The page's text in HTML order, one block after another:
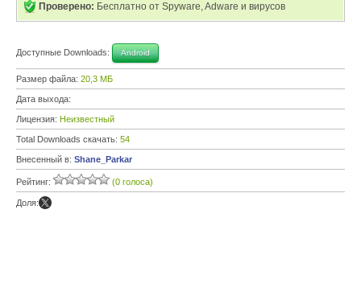
Проверено: Бесплатно от Spyware, Adware и вирусов
Доступные Downloads: Android
Размер файла: 20,3 МБ
Дата выхода:
Лицензия: Неизвестный
Total Downloads скачать: 54
Внесенный в: Shane_Parkar
Рейтинг: (0 голоса)
Доля: